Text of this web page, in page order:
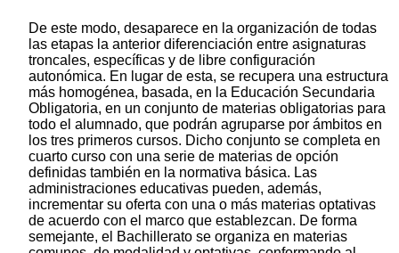
De este modo, desaparece en la organización de todas
las etapas la anterior diferenciación entre asignaturas
troncales, específicas y de libre configuración
autonómica. En lugar de esta, se recupera una estructura
más homogénea, basada, en la Educación Secundaria
Obligatoria, en un conjunto de materias obligatorias para
todo el alumnado, que podrán agruparse por ámbitos en
los tres primeros cursos. Dicho conjunto se completa en
cuarto curso con una serie de materias de opción
definidas también en la normativa básica. Las
administraciones educativas pueden, además,
incrementar su oferta con una o más materias optativas
de acuerdo con el marco que establezcan. De forma
semejante, el Bachillerato se organiza en materias